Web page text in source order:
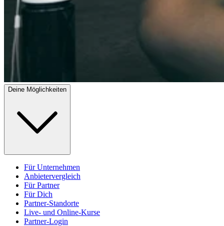
Deine Möglichkeiten
Für Unternehmen
Anbietervergleich
Für Partner
Für Dich
Partner-Standorte
Live- und Online-Kurse
Partner-Login